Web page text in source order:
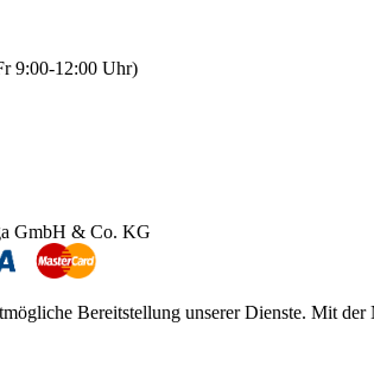
9:00-12:00 Uhr)
GmbH & Co. KG
Bereitstellung unserer Dienste. Mit